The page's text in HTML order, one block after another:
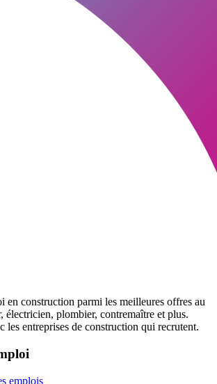
en construction parmi les meilleures offres au
électricien, plombier, contremaître et plus.
les entreprises de construction qui recrutent.
emplois